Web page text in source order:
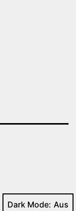
Dark Mode: